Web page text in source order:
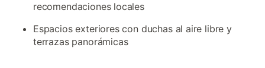
recomendaciones locales
Espacios exteriores con duchas al aire libre y
terrazas panorámicas